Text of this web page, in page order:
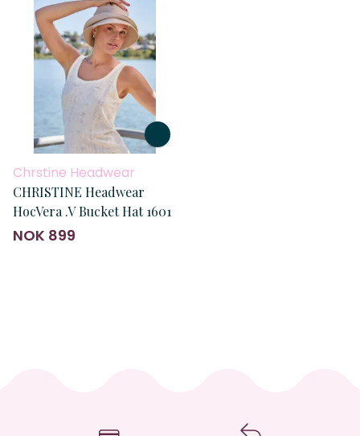
Chrstine Headwear
CHRISTINE Headwear
HocVera .V Bucket Hat 1601
NOK 899